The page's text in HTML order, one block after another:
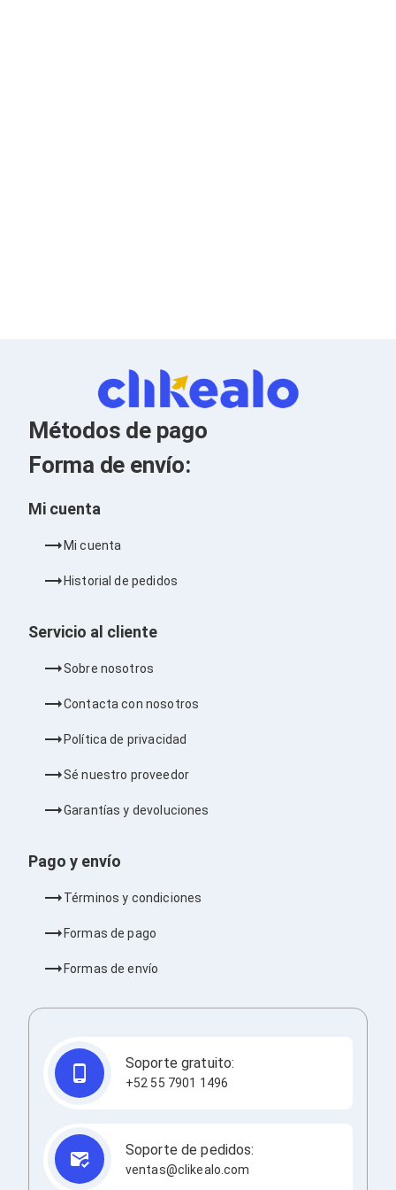
Bases para PC's
Kits de Herramientas
Protectores para PC's
Limpiadores para Electrónicos
Lentes para Computadora
PC's de Escritorio
All in One
Barebones
Electrónica de Consumo
Accesorios de Audio
Estuches y Cajas
Accesorios para Micrófonos
Bocinas
Bocinas Portátiles
Barras de Sonido
Soportes
Proyección
Accesorios Proyectores
Presentadores
Pizarrones Interactivos
TV y Pantallas
Accesorios TV
Soportes para Pantallas
Pantallas
Pantallas Comerciales
Pantallas Interactivas
Métodos de pago
Forma de envío:
Mi cuenta
Mi cuenta
Historial de pedidos
Servicio al cliente
Sobre nosotros
Contacta con nosotros
Política de privacidad
Sé nuestro proveedor
Garantías y devoluciones
Pago y envío
Términos y condiciones
Formas de pago
Formas de envío
Soporte gratuito:
+52 55 7901 1496
Soporte de pedidos:
ventas@clikealo.com